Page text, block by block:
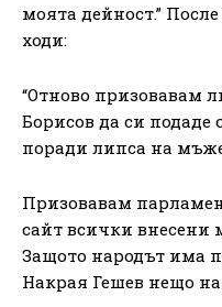
моята дейност.”
ходи:
“Отново призовавам
Борисов да си подаде
поради липса на
Призовавам
сайт всички внесени
Защото народът има
Накрая Гешев нещо